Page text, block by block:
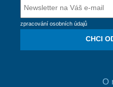
zpracování osobních údajů
CHCI
O